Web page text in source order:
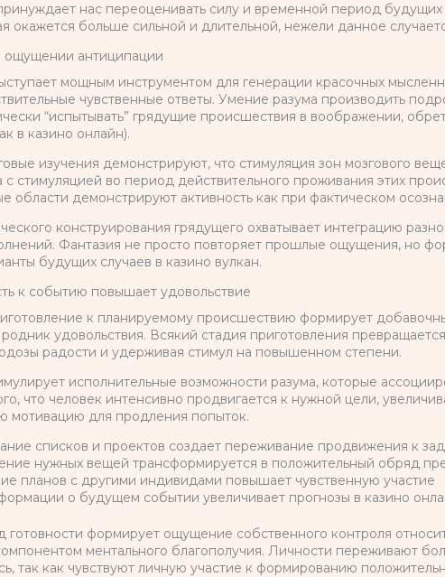
нас переоценивать силу и временной период будущих
окажется больше сильной и длительной, нежели данное
ощущении антиципации
мощным инструментом для генерации красочных
чувственные ответы. Умение разума производить
“испытывать” грядущие происшествия в воображении,
в казино онлайн).
изучения демонстрируют, что стимуляция зон мозгового
стимуляцией во период действительного проживания этих
области демонстрируют активность как при фактическом
конструирования грядущего охватывает интеграцию
Фантазия не просто повторяет прошлые ощущения, но
будущих случаев в казино вулкан.
к событию повышает удовольствие
к планируемому происшествию формирует
удовольствия. Всякий стадия приготовления
радости и удерживая стимул на повышенном степени.
исполнительные возможности разума, которые
что человек интенсивно продвигается к нужной цели,
мотивацию для продления попыток.
списков и проектов создает переживание продвижения к
нужных вещей трансформируется в положительный обряд
планов с другими индивидами повышает чувственную участие
о будущем событии увеличивает прогнозы в казино
готовности формирует ощущение собственного контроля
ментального благополучия. Личности переживают
так как чувствуют личную участие к формированию